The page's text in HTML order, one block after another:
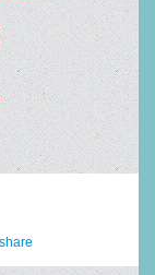
share